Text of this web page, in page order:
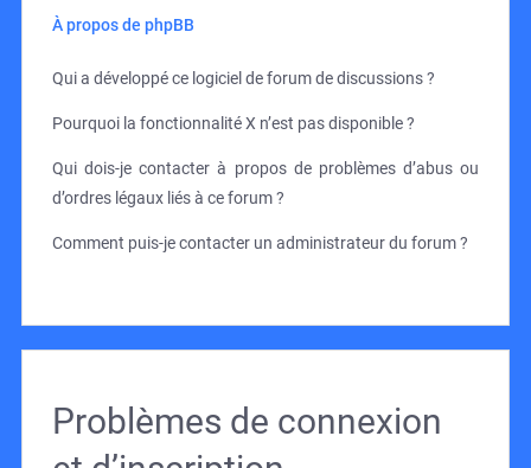
À propos de phpBB
Qui a développé ce logiciel de forum de discussions ?
Pourquoi la fonctionnalité X n’est pas disponible ?
Qui dois-je contacter à propos de problèmes d’abus ou
d’ordres légaux liés à ce forum ?
Comment puis-je contacter un administrateur du forum ?
Problèmes de connexion